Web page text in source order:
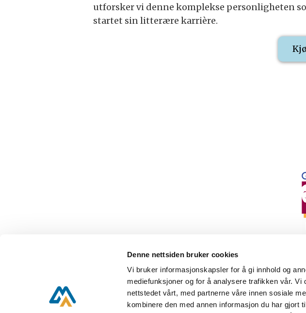
Denne nettsiden bruker cookies
Vi bruker informasjonskapsler for å gi innhold og
mediefunksjoner og for å analysere trafikken vår.
nettstedet vårt, med partnerne våre innen sosiale
kombinere den med annen informasjon du har gjort
utforsker vi denne komplekse personligheten
startet sin litterære karrière.
Vi er en del av Aust-Agder museum og arkiv IKS.